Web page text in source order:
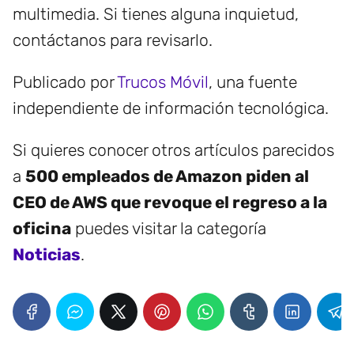
multimedia. Si tienes alguna inquietud,
contáctanos para revisarlo.
Publicado porTrucos Móvil, una fuente
independiente de información tecnológica.
Si quieres conocer otros artículos parecidos
a 500 empleados de Amazon piden al
CEO de AWS que revoque el regreso a la
oficina puedes visitar la categoría
Noticias.